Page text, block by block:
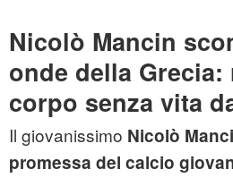
Nicolò Mancin
onde della
corpo senza vita
Il giovanissimo Nicolò
promessa del calcio